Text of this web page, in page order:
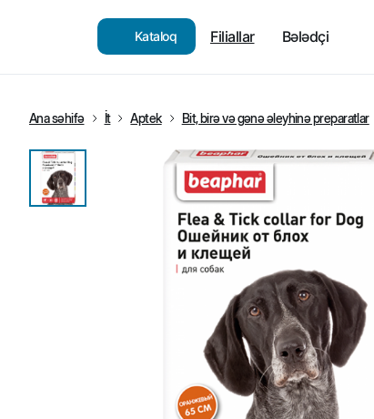
Kataloq Filiallar Bələdçi
Ana səhifə İt Aptek Bit, birə və gənə əleyhinə preparatlar